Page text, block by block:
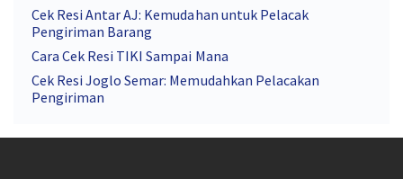
Cek Resi Antar AJ: Kemudahan untuk Pelacak
Pengiriman Barang
Cara Cek Resi TIKI Sampai Mana
Cek Resi Joglo Semar: Memudahkan Pelacakan
Pengiriman